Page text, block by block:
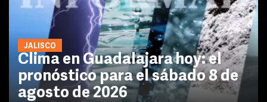
JALISCO
Clima en Guadalajara hoy: el
pronóstico para el sábado 8 de
agosto de 2026